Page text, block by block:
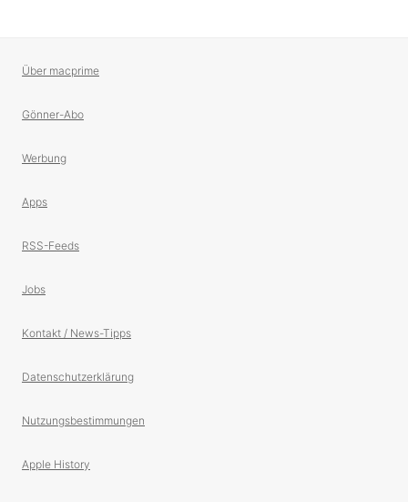
Über macprime
Gönner-Abo
Werbung
Apps
RSS-Feeds
Jobs
Kontakt / News-Tipps
Datenschutzerklärung
Nutzungsbestimmungen
Apple History